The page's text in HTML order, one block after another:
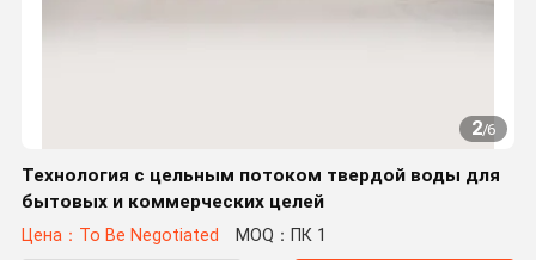
2/6
Технология с цельным потоком твердой воды для
бытовых и коммерческих целей
Цена：To Be Negotiated MOQ：ПК 1